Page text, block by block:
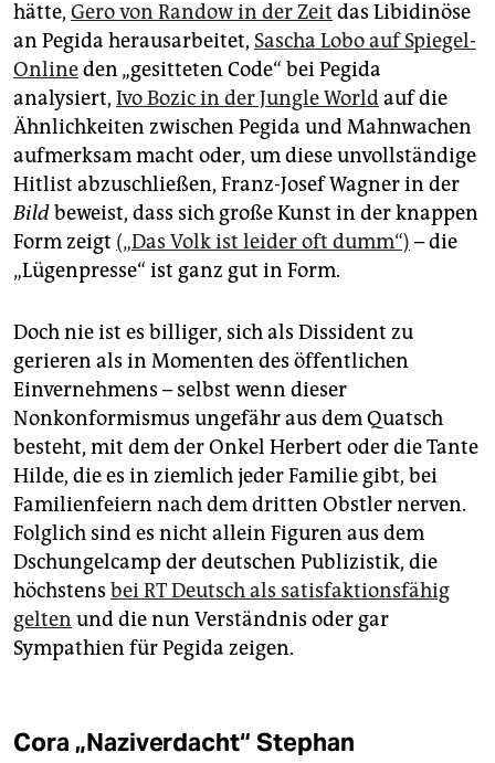
hätte, Gero von Randow in der Zeit das Libidinöse
an Pegida herausarbeitet, Sascha Lobo auf Spiegel-
Onlineden „gesitteten Code“ bei Pegida
analysiert, Ivo Bozic in der Jungle Worldauf die
Ähnlichkeiten zwischen Pegida und Mahnwachen
aufmerksam macht oder, um diese unvollständige
Hitlist abzuschließen, Franz-Josef Wagner in der
Bildbeweist, dass sich große Kunst in der knappen
Form zeigt („Das Volk ist leider oft dumm“) – die
„Lügenpresse“ ist ganz gut in Form.
Doch nie ist es billiger, sich als Dissident zu
gerieren als in Momenten des öffentlichen
Einvernehmens – selbst wenn dieser
Nonkonformismus ungefähr aus dem Quatsch
besteht, mit dem der Onkel Herbert oder die Tante
Hilde, die es in ziemlich jeder Familie gibt, bei
Familienfeiern nach dem dritten Obstler nerven.
Folglich sind es nicht allein Figuren aus dem
Dschungelcamp der deutschen Publizistik, die
höchstens bei RT Deutsch als satisfaktionsfähig
gelten und die nun Verständnis oder gar
Sympathien für Pegida zeigen.
Cora „Naziverdacht“ Stephan